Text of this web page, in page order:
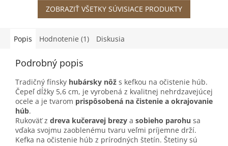
ZOBRAZIŤ VŠETKY SÚVISIACE PRODUKTY
Popis Hodnotenie (1) Diskusia
Podrobný popis
Tradičný fínsky hubársky nôž s kefkou na očistenie húb.
Čepeľ dĺžky 5,6 cm, je vyrobená z kvalitnej nehrdzavejúcej
ocele a je tvarom prispôsobená na čistenie a okrajovanie
húb.
Rukoväť z dreva kučeravej brezy a sobieho parohu sa
vďaka svojmu zaoblenému tvaru veľmi príjemne drží.
Kefka na očistenie húb z prírodných štetín. Štetiny sú